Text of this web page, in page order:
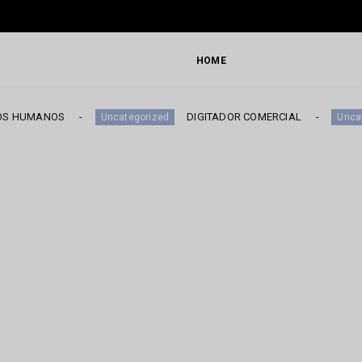
HOME
Uncategorized DIGITADOR COMERCIAL Uncategorized